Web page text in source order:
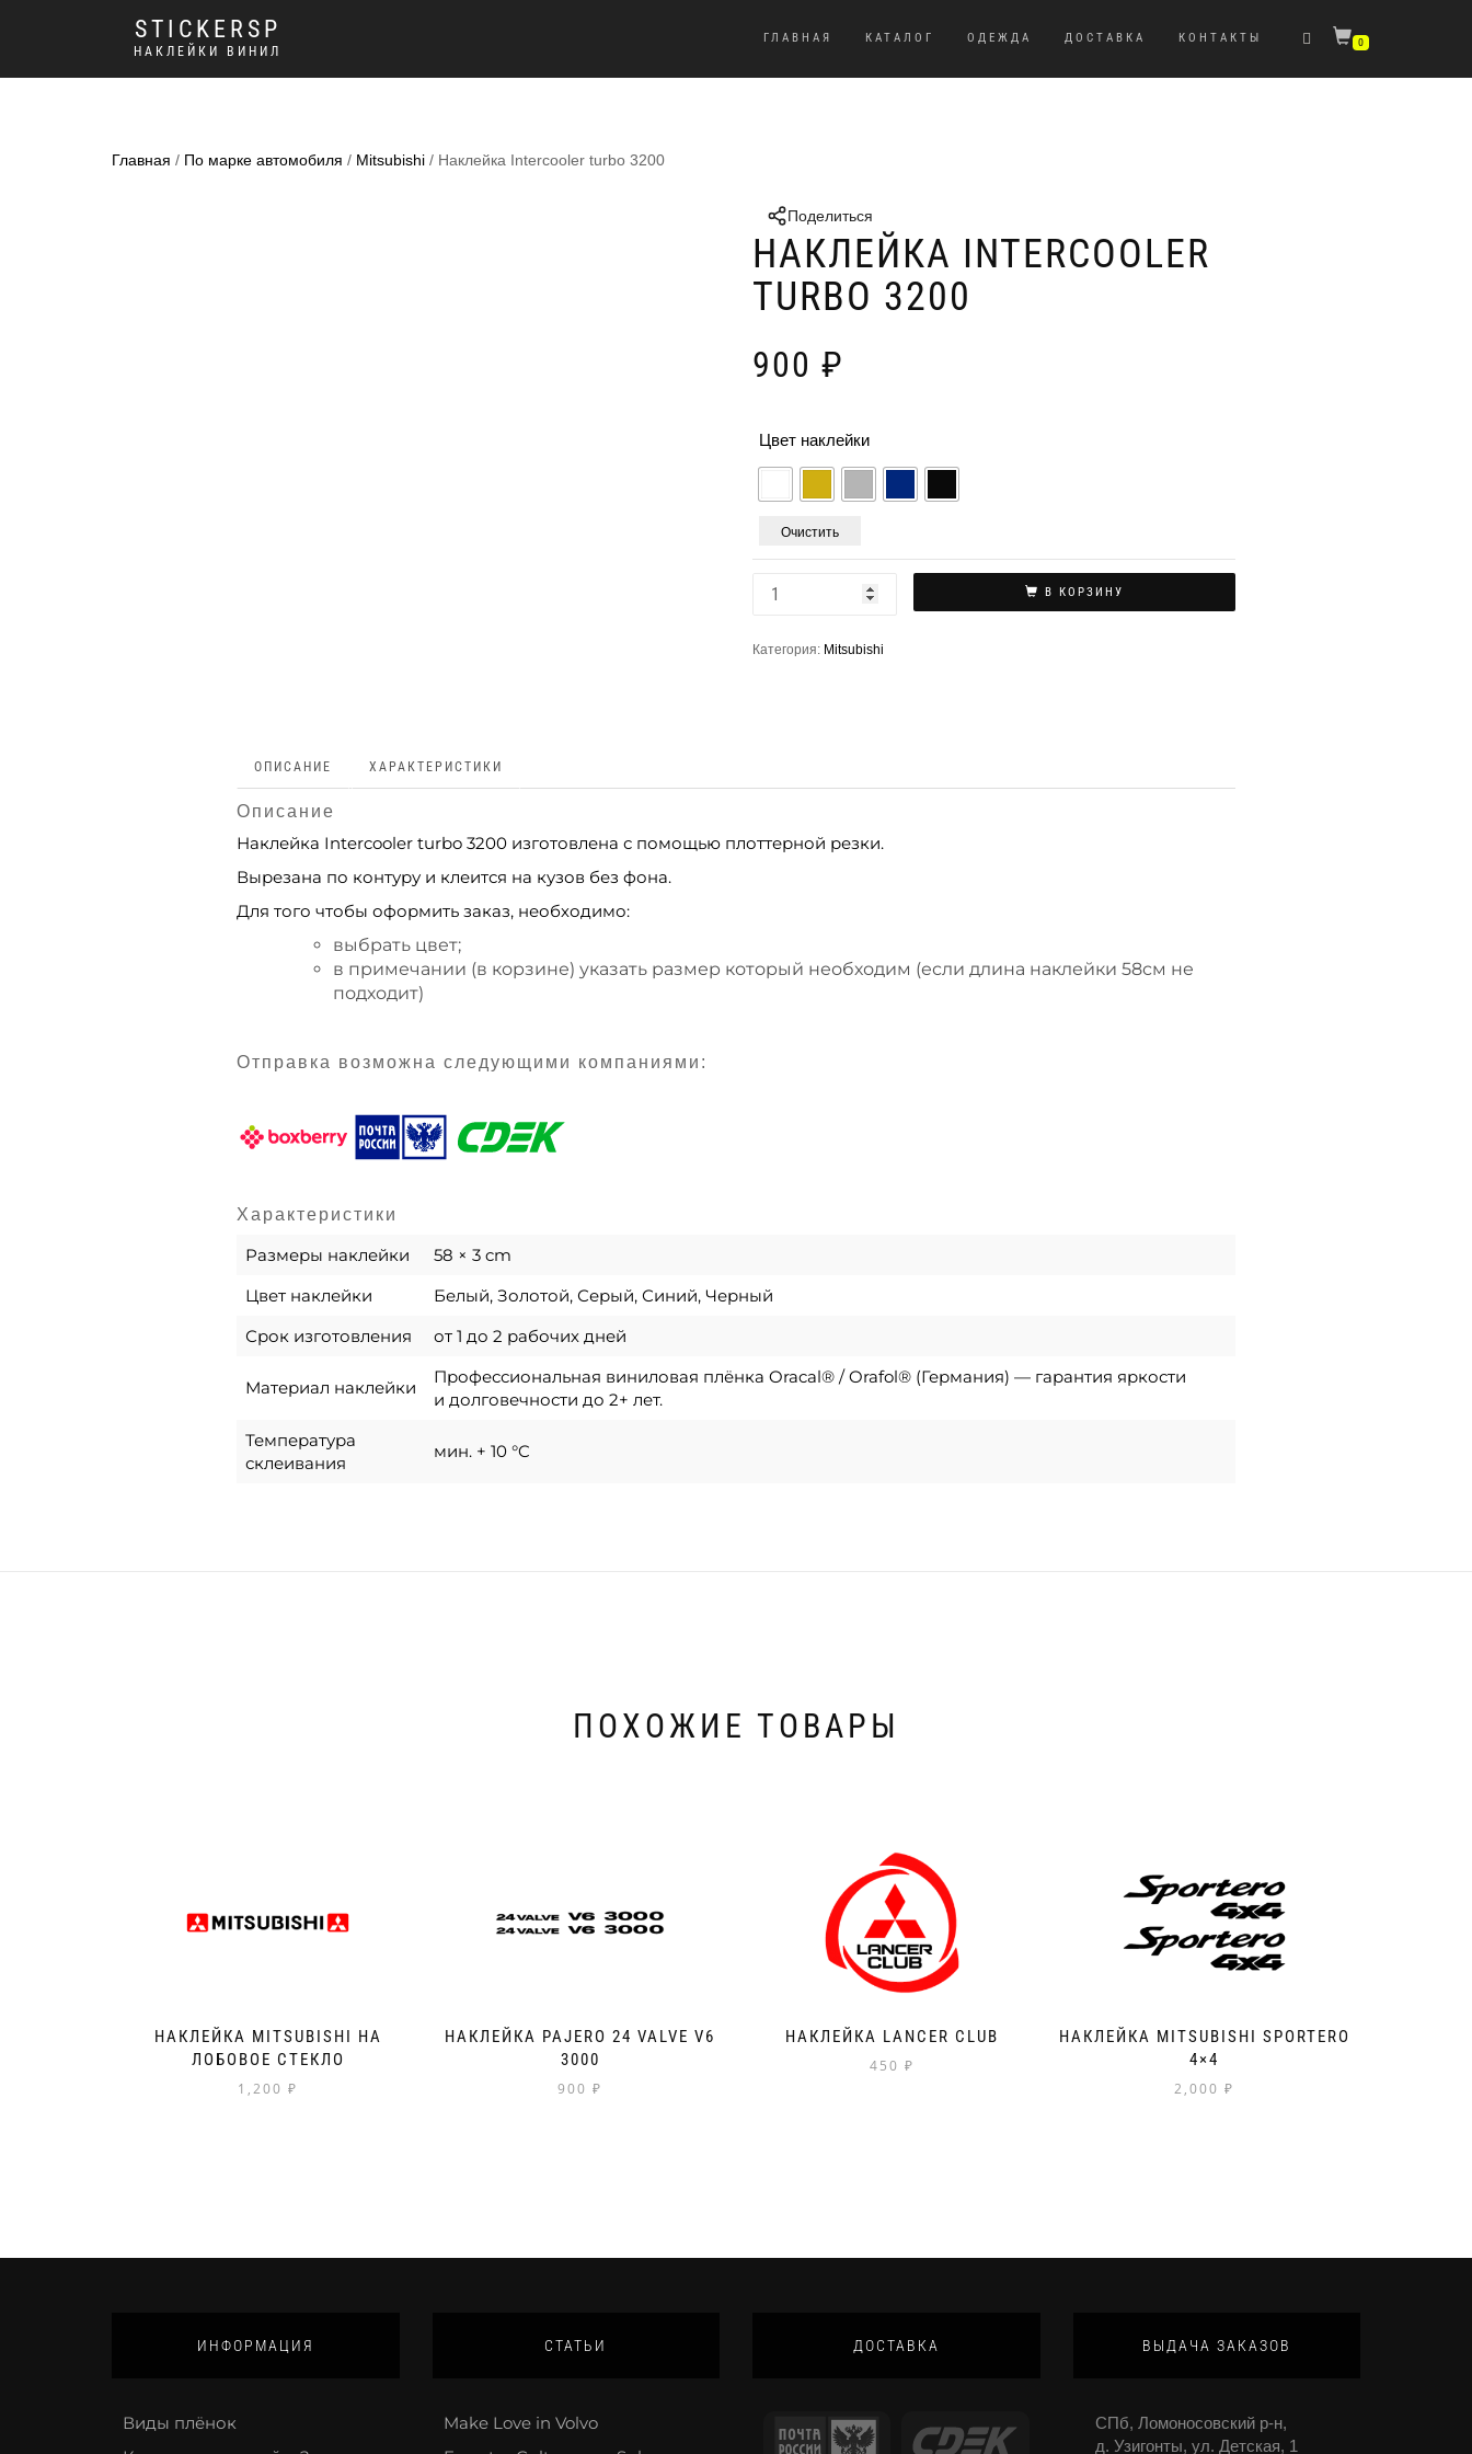
STICKERSP
НАКЛЕЙКИ ВИНИЛ
ГЛАВНАЯ КАТАЛОГ ОДЕЖДА ДОСТАВКА КОНТАКТЫ 0
Главная / По марке автомобиля / Mitsubishi / Наклейка Intercooler turbo 3200
Поделиться
НАКЛЕЙКА INTERCOOLER
TURBO 3200
900 ₽
Цвет наклейки
Очистить
В КОРЗИНУ
Категория: Mitsubishi
ОПИСАНИЕ ХАРАКТЕРИСТИКИ
Описание
Наклейка Intercooler turbo 3200 изготовлена с помощью плоттерной резки.
Вырезана по контуру и клеится на кузов без фона.
Для того чтобы оформить заказ, необходимо:
выбрать цвет;
в примечании (в корзине) указать размер который необходим (если длина наклейки 58см не
подходит)
Отправка возможна следующими компаниями:
Характеристики
Размеры наклейки
58 × 3 cm
Цвет наклейки
Белый, Золотой, Серый, Синий, Черный
Срок изготовления
от 1 до 2 рабочих дней
Материал наклейки
Профессиональная виниловая плёнка Oracal® / Orafol® (Германия) — гарантия яркости
и долговечности до 2+ лет.
Температура
склеивания
мин. + 10 °C
ПОХОЖИЕ ТОВАРЫ
НАКЛЕЙКА MITSUBISHI НА
ЛОБОВОЕ СТЕКЛО
1,200 ₽
НАКЛЕЙКА PAJERO 24 VALVE V6
3000
900 ₽
НАКЛЕЙКА LANCER CLUB
450 ₽
НАКЛЕЙКА MITSUBISHI SPORTERO
4×4
2,000 ₽
ИНФОРМАЦИЯ
Виды плёнок
СТАТЬИ
Make Love in Volvo
ДОСТАВКА ВЫДАЧА ЗАКАЗОВ
СПб, Ломоносовский р-н,
д. Узигонты, ул. Детская, 1